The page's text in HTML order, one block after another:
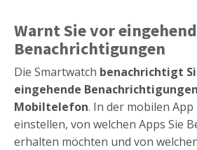
Warnt Sie vor
Benachrichtigungen
Die Smartwatch benachrichtigt
eingehende
Mobiltelefon. In der mobilen App
einstellen, von welchen Apps Sie
erhalten möchten und von